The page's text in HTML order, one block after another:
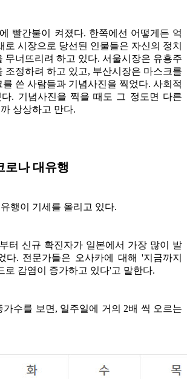
빨간불이 켜졌다. 한쪽에선 어떻게든 억
로 시장으로 당선된 인물들은 자신의 정치
무너뜨리려 하고 있다. 서울시장은 유흥주
조정하려 하고 있고, 부산시장은 마스크를
쓴 사람들과 기념사진을 찍었다. 사회적
. 기념사진을 찍을 때도 그 정도면 다른
상상하고 만다.
로나 대유행
행이 기세를 올리고 있다.
터 신규 확진자가 일본에서 가장 많이 발
다. 전문가들은 오사카에 대해 '지금까지
로 감염이 증가하고 있다'고 말한다.
가수를 보면, 일주일에 거의 2배 씩 오르는